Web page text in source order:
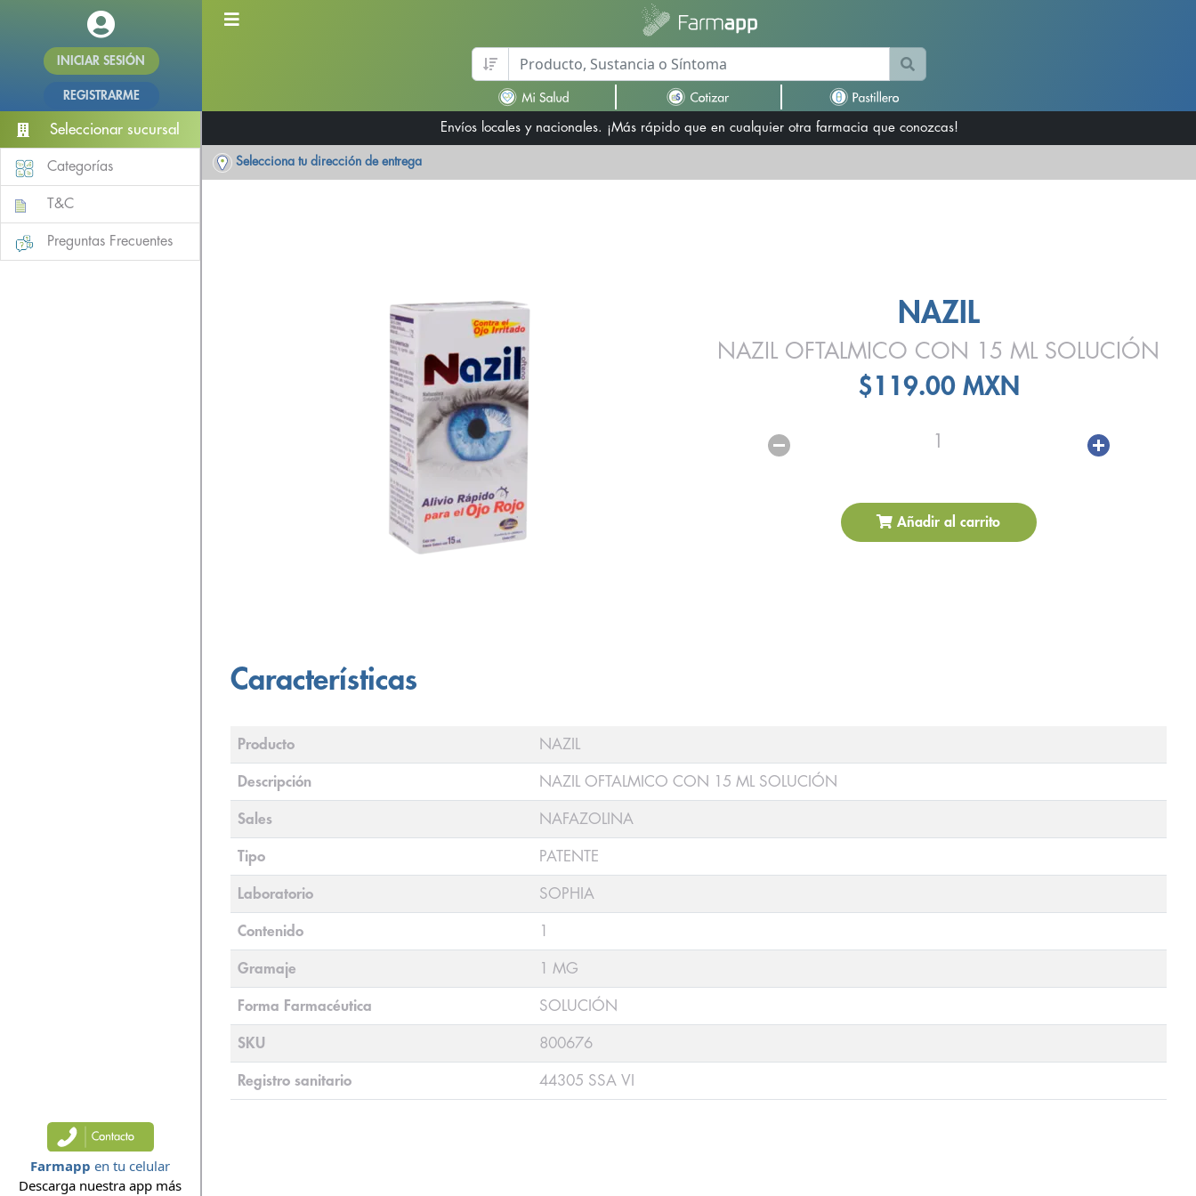
INICIAR SESIÓN
REGISTRARME
Seleccionar sucursal
Categorías
T&C
Preguntas Frecuentes
Farmapp en tu celular
Descarga nuestra app más
Envíos locales y nacionales. ¡Más rápido que en cualquier otra farmacia que conozcas!
Selecciona tu dirección de entrega
NAZIL
NAZIL OFTALMICO CON 15 ML SOLUCIÓN
$119.00 MXN
1
Añadir al carrito
Características
Producto NAZIL
Descripción NAZIL OFTALMICO CON 15 ML SOLUCIÓN
Sales NAFAZOLINA
Tipo PATENTE
Laboratorio SOPHIA
Contenido 1
Gramaje 1 MG
Forma Farmacéutica SOLUCIÓN
SKU 800676
Registro sanitario 44305 SSA VI